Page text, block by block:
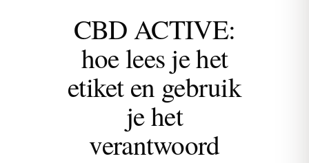
CBD ACTIVE:
hoe lees je het
etiket en gebruik
je het
verantwoord